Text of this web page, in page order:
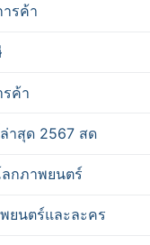
รค้า
ค้า
าสุด 2567 สด
กภาพยนตร์
ยนตร์และละคร